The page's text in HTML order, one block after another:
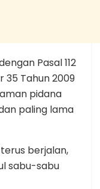
Pasal 112
35 Tahun 2009
pidana
paling lama
berjalan,
sabu-sabu